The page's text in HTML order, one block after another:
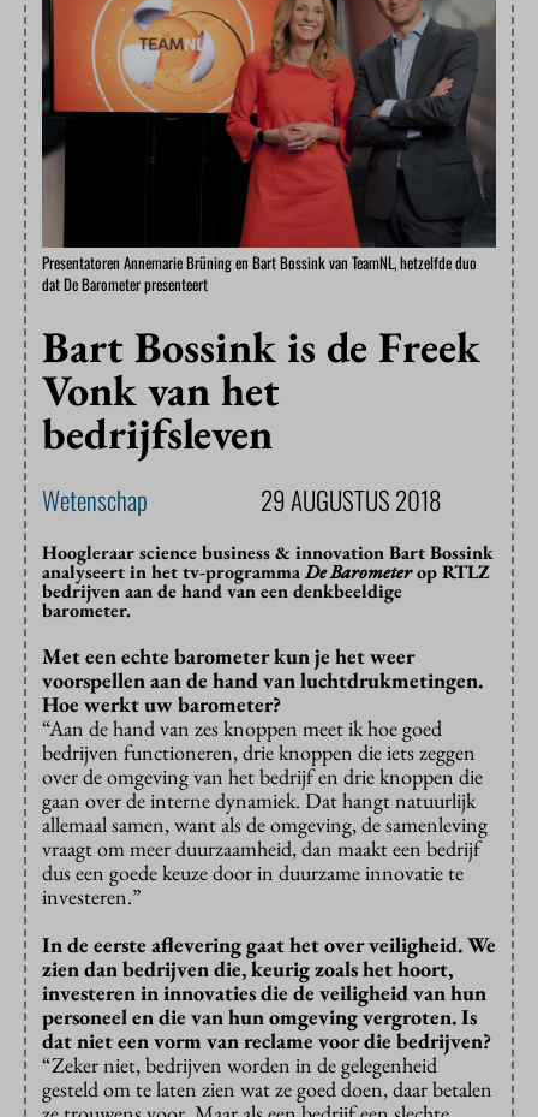
Presentatoren Annemarie Brüning en Bart Bossink van TeamNL, hetzelfde duo
dat De Barometer presenteert
Bart Bossink is de Freek
Vonk van het
bedrijfsleven
Wetenschap 29 AUGUSTUS 2018
Hoogleraar science business & innovation Bart Bossink
analyseert in het tv-programmaDe Barometerop RTLZ
bedrijven aan de hand van een denkbeeldige
barometer.
Met een echte barometer kun je het weer
voorspellen aan de hand van luchtdrukmetingen.
Hoe werkt uw barometer?
“Aan de hand van zes knoppen meet ik hoe goed
bedrijven functioneren, drie knoppen die iets zeggen
over de omgeving van het bedrijf en drie knoppen die
gaan over de interne dynamiek. Dat hangt natuurlijk
allemaal samen, want als de omgeving, de samenleving
vraagt om meer duurzaamheid, dan maakt een bedrijf
dus een goede keuze door in duurzame innovatie te
investeren.”
In de eerste aflevering gaat het over veiligheid. We
zien dan bedrijven die, keurig zoals het hoort,
investeren in innovaties die de veiligheid van hun
personeel en die van hun omgeving vergroten. Is
dat niet een vorm van reclame voor die bedrijven?
“Zeker niet, bedrijven worden in de gelegenheid
gesteld om te laten zien wat ze goed doen, daar betalen